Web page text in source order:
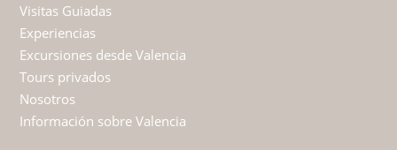
Visitas Guiadas
Experiencias
Excursiones desde Valencia
Tours privados
Nosotros
Información sobre Valencia